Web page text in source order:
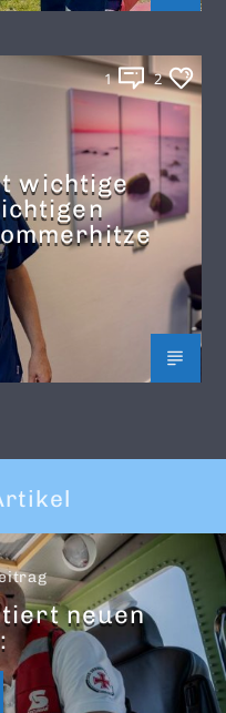
1 2
wichtige
neuen